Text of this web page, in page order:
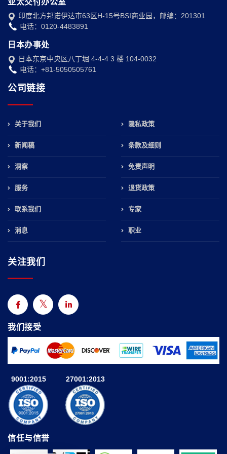
印度北方邦诺伊达市63区H-15号BSI商业园，邮编：201301
电话：0120-4483891
日本办事处
日本东京中央区八丁堀 4-4-4 3 楼 104-0032
电话：+81-5050505761
公司链接
关于我们
新闻稿
洞察
服务
联系我们
消息
隐私政策
条款及细则
免责声明
退货政策
专家
职业
关注我们
我们接受
9001:2015 27001:2013
信任与信誉